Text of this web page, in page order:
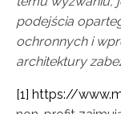
podejścia
ochronnych i
architektury
[1] https://